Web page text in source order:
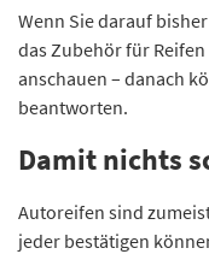
Wenn Sie darauf
das Zubehör für
anschauen – danach
beantworten.
Damit nichts
Autoreifen sind
jeder bestätigen